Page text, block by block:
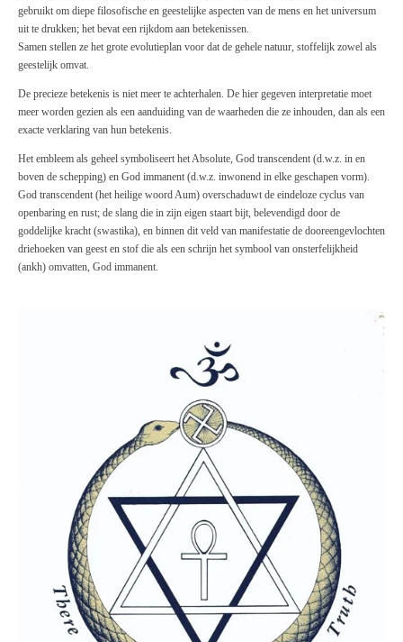
gebruikt om diepe filosofische en geestelijke aspecten van de mens en het universum
uit te drukken; het bevat een rijkdom aan betekenissen.
Samen stellen ze het grote evolutieplan voor dat de gehele natuur, stoffelijk zowel als
geestelijk omvat.
De precieze betekenis is niet meer te achterhalen. De hier gegeven interpretatie moet
meer worden gezien als een aanduiding van de waarheden die ze inhouden, dan als een
exacte verklaring van hun betekenis.
Het embleem als geheel symboliseert het Absolute, God transcendent (d.w.z. in en
boven de schepping) en God immanent (d.w.z. inwonend in elke geschapen vorm).
God transcendent (het heilige woord Aum) overschaduwt de eindeloze cyclus van
openbaring en rust; de slang die in zijn eigen staart bijt, belevendigd door de
goddelijke kracht (swastika), en binnen dit veld van manifestatie de dooreengevlochten
driehoeken van geest en stof die als een schrijn het symbool van onsterfelijkheid
(ankh) omvatten, God immanent.